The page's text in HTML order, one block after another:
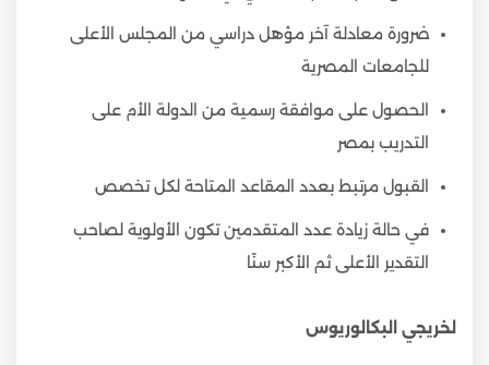
ضرورة معادلة آخر مؤهل دراسي من المجلس الأعلى
للجامعات المصرية
الحصول على موافقة رسمية من الدولة الأم على
التدريب بمصر
القبول مرتبط بعدد المقاعد المتاحة لكل تخصص
في حالة زيادة عدد المتقدمين تكون الأولوية لصاحب
التقدير الأعلى ثم الأكبر سنًا
لخريجي البكالوريوس